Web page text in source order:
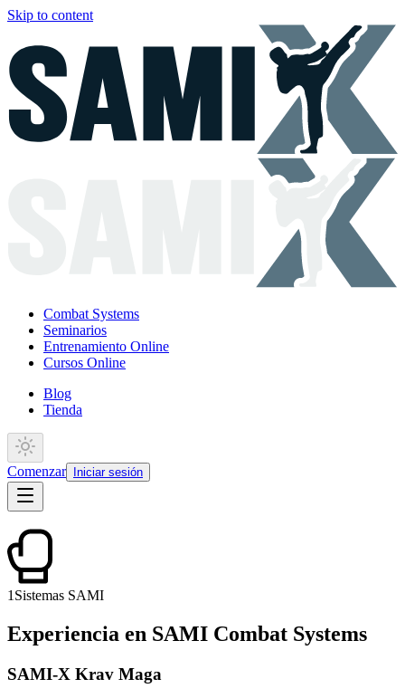
Skip to content
Combat Systems
Seminarios
Entrenamiento Online
Cursos Online
Blog
Tienda
Comenzar Iniciar sesión
1 Sistemas SAMI
Experiencia en SAMI Combat Systems
SAMI-X Krav Maga